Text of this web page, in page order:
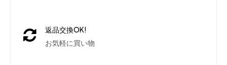
返品交換OK!
お気軽に買い物